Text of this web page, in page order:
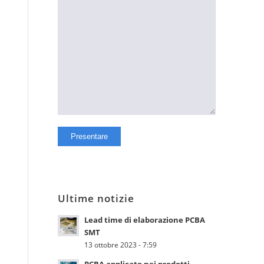
Ultime notizie
Lead time di elaborazione PCBA
SMT
13 ottobre 2023 - 7:59